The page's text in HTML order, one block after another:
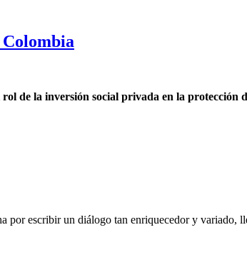
de la inversión social privada en la protección
escribir un diálogo tan enriquecedor y variado,